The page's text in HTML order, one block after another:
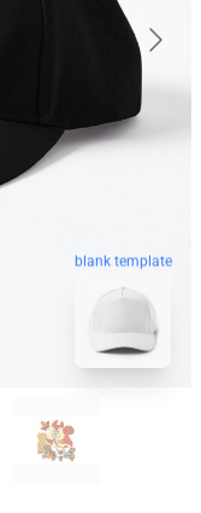
blank template